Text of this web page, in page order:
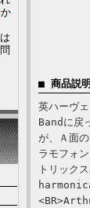
か
■ 商品説明
英ハーヴ
Bandに戻
が、Ａ面
ラモフォ
トリック